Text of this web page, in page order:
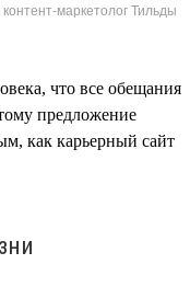
маркетолог Тильды
что все обещания
предложение
как карьерный сайт